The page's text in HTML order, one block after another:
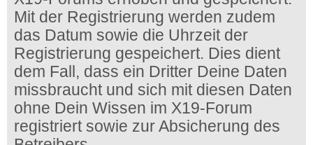
Mit der Registrierung werden zudem
das Datum sowie die Uhrzeit der
Registrierung gespeichert. Dies dient
dem Fall, dass ein Dritter Deine Daten
missbraucht und sich mit diesen Daten
ohne Dein Wissen im X19-Forum
registriert sowie zur Absicherung des